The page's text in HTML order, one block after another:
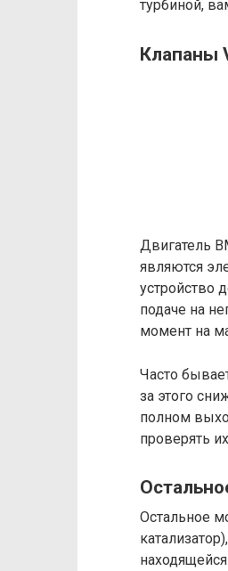
турбиной,
Клапаны
Двигатель
являются
устройство
подаче на
момент на
Часто
за этого
полном
проверять
Остальное